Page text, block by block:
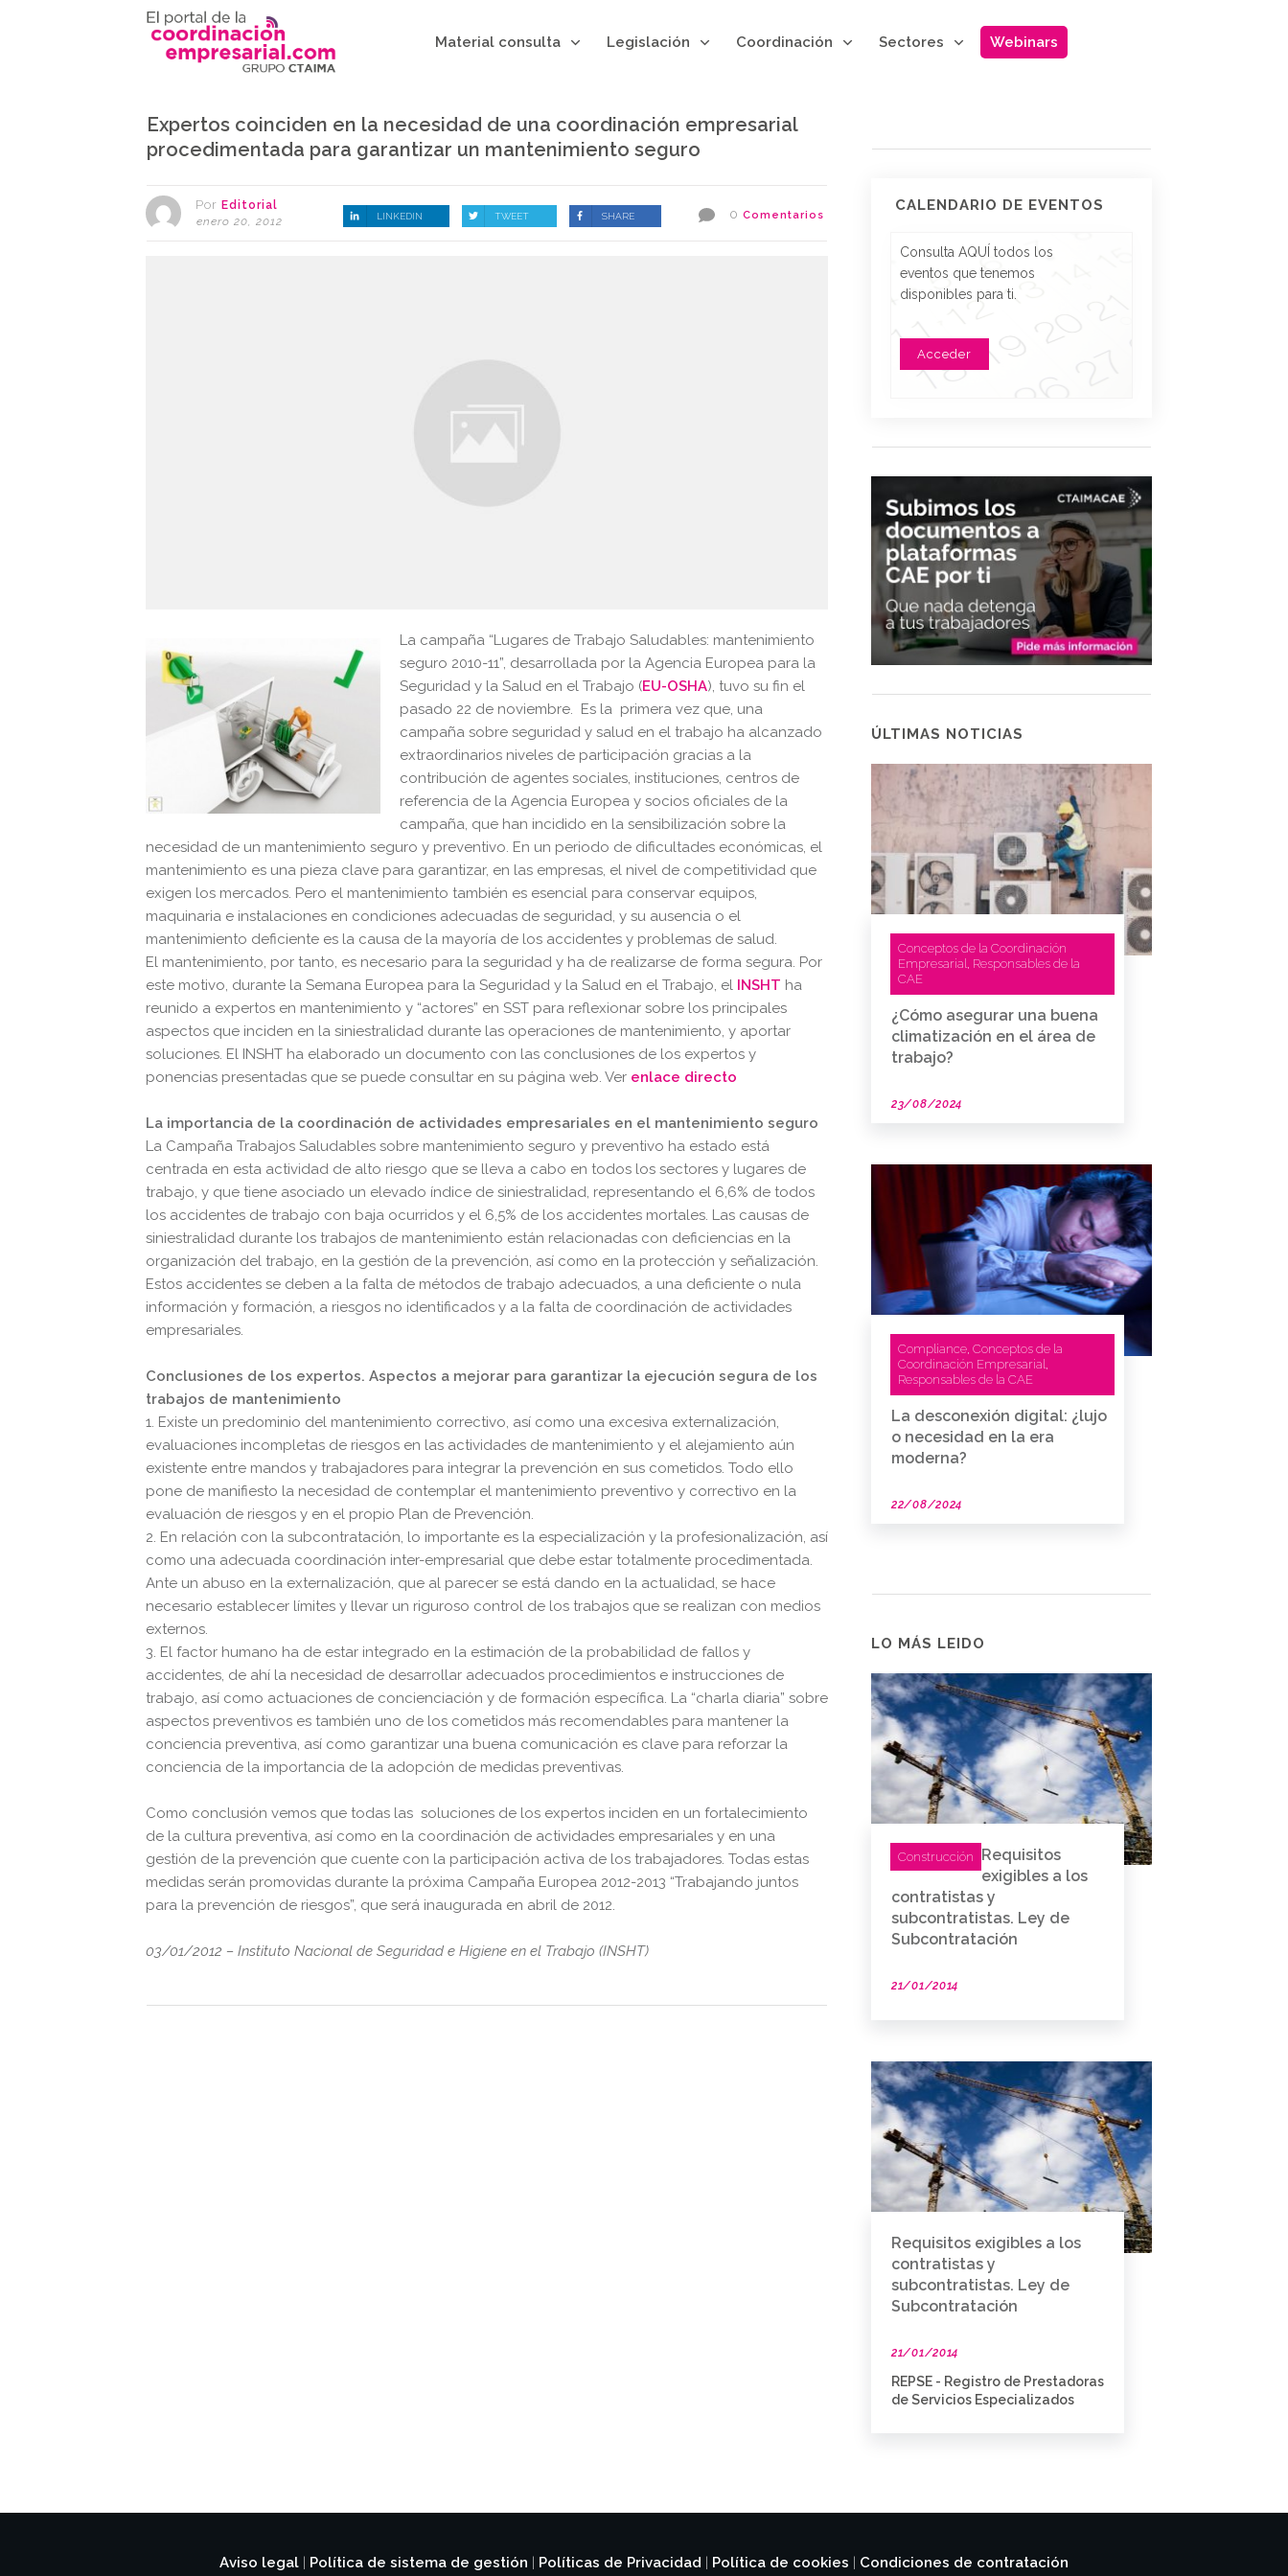
Material consulta Legislación Coordinación Sectores Webinars
Expertos coinciden en la necesidad de una coordinación empresarial
procedimentada para garantizar un mantenimiento seguro
Por Editorial
enero 20, 2012
LINKEDIN TWEET SHARE 0 Comentarios
La campaña “Lugares de Trabajo Saludables: mantenimiento
seguro 2010-11”, desarrollada por la Agencia Europea para la
Seguridad y la Salud en el Trabajo (EU-OSHA), tuvo su fin el
pasado 22 de noviembre. Es la primera vez que, una
campaña sobre seguridad y salud en el trabajo ha alcanzado
extraordinarios niveles de participación gracias a la
contribución de agentes sociales, instituciones, centros de
referencia de la Agencia Europea y socios oficiales de la
campaña, que han incidido en la sensibilización sobre la
necesidad de un mantenimiento seguro y preventivo. En un periodo de dificultades económicas, el
mantenimiento es una pieza clave para garantizar, en las empresas, el nivel de competitividad que
exigen los mercados. Pero el mantenimiento también es esencial para conservar equipos,
maquinaria e instalaciones en condiciones adecuadas de seguridad, y su ausencia o el
mantenimiento deficiente es la causa de la mayoría de los accidentes y problemas de salud.
El mantenimiento, por tanto, es necesario para la seguridad y ha de realizarse de forma segura. Por
este motivo, durante la Semana Europea para la Seguridad y la Salud en el Trabajo, el INSHT ha
reunido a expertos en mantenimiento y “actores” en SST para reflexionar sobre los principales
aspectos que inciden en la siniestralidad durante las operaciones de mantenimiento, y aportar
soluciones. El INSHT ha elaborado un documento con las conclusiones de los expertos y
ponencias presentadas que se puede consultar en su página web. Ver enlace directo
La importancia de la coordinación de actividades empresariales en el mantenimiento seguro
La Campaña Trabajos Saludables sobre mantenimiento seguro y preventivo ha estado está
centrada en esta actividad de alto riesgo que se lleva a cabo en todos los sectores y lugares de
trabajo, y que tiene asociado un elevado índice de siniestralidad, representando el 6,6% de todos
los accidentes de trabajo con baja ocurridos y el 6,5% de los accidentes mortales. Las causas de
siniestralidad durante los trabajos de mantenimiento están relacionadas con deficiencias en la
organización del trabajo, en la gestión de la prevención, así como en la protección y señalización.
Estos accidentes se deben a la falta de métodos de trabajo adecuados, a una deficiente o nula
información y formación, a riesgos no identificados y a la falta de coordinación de actividades
empresariales.
Conclusiones de los expertos. Aspectos a mejorar para garantizar la ejecución segura de los
trabajos de mantenimiento
1. Existe un predominio del mantenimiento correctivo, así como una excesiva externalización,
evaluaciones incompletas de riesgos en las actividades de mantenimiento y el alejamiento aún
existente entre mandos y trabajadores para integrar la prevención en sus cometidos. Todo ello
pone de manifiesto la necesidad de contemplar el mantenimiento preventivo y correctivo en la
evaluación de riesgos y en el propio Plan de Prevención.
2. En relación con la subcontratación, lo importante es la especialización y la profesionalización, así
como una adecuada coordinación inter-empresarial que debe estar totalmente procedimentada.
Ante un abuso en la externalización, que al parecer se está dando en la actualidad, se hace
necesario establecer límites y llevar un riguroso control de los trabajos que se realizan con medios
externos.
3. El factor humano ha de estar integrado en la estimación de la probabilidad de fallos y
accidentes, de ahí la necesidad de desarrollar adecuados procedimientos e instrucciones de
trabajo, así como actuaciones de concienciación y de formación específica. La “charla diaria” sobre
aspectos preventivos es también uno de los cometidos más recomendables para mantener la
conciencia preventiva, así como garantizar una buena comunicación es clave para reforzar la
conciencia de la importancia de la adopción de medidas preventivas.
Como conclusión vemos que todas las soluciones de los expertos inciden en un fortalecimiento
de la cultura preventiva, así como en la coordinación de actividades empresariales y en una
gestión de la prevención que cuente con la participación activa de los trabajadores. Todas estas
medidas serán promovidas durante la próxima Campaña Europea 2012-2013 “Trabajando juntos
para la prevención de riesgos”, que será inaugurada en abril de 2012.
03/01/2012 – Instituto Nacional de Seguridad e Higiene en el Trabajo (INSHT)
CALENDARIO DE EVENTOS
Consulta AQUÍ todos los
eventos que tenemos
disponibles para ti.
Acceder
ÚLTIMAS NOTICIAS
Conceptos de la Coordinación
Empresarial
Responsables de la
CAE
¿Cómo asegurar una buena
climatización en el área de
trabajo?
23/08/2024
Compliance Conceptos de la
Coordinación Empresarial
Responsables de la CAE
La desconexión digital: ¿lujo
o necesidad en la era
moderna?
22/08/2024
LO MÁS LEIDO
Construcción
Requisitos
exigibles a los
contratistas y
subcontratistas. Ley de
Subcontratación
21/01/2014
Requisitos exigibles a los
contratistas y
subcontratistas. Ley de
Subcontratación
21/01/2014
REPSE - Registro de Prestadoras
de Servicios Especializados
Aviso legal Política de sistema de gestión Políticas de Privacidad Política de cookies Condiciones de contratación